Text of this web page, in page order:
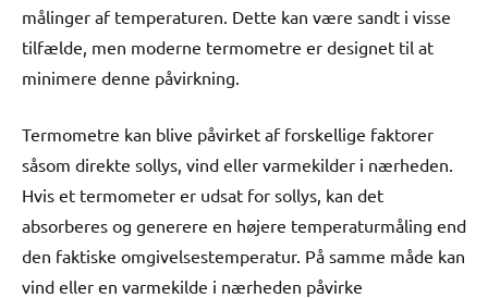
målinger af temperaturen. Dette kan være sandt i visse
tilfælde, men moderne termometre er designet til at
minimere denne påvirkning.
Termometre kan blive påvirket af forskellige faktorer
såsom direkte sollys, vind eller varmekilder i nærheden.
Hvis et termometer er udsat for sollys, kan det
absorberes og generere en højere temperaturmåling end
den faktiske omgivelsestemperatur. På samme måde kan
vind eller en varmekilde i nærheden påvirke